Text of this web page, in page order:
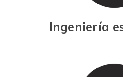
Ingeniería